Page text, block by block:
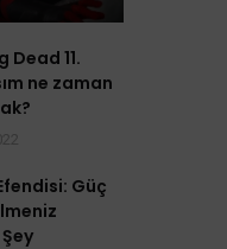
Dead 11.
ne zaman
Güç